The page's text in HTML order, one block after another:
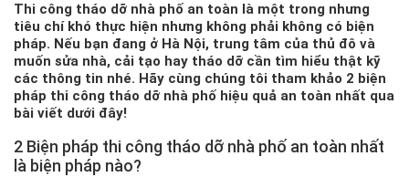
Thi công tháo dỡ nhà phố an toàn là một trong nhưng
tiêu chí khó thực hiện nhưng không phải không có biện
pháp. Nếu bạn đang ở Hà Nội, trung tâm của thủ đô và
muốn sửa nhà, cải tạo hay tháo dỡ cần tìm hiểu thật kỹ
các thông tin nhé. Hãy cùng chúng tôi tham khảo 2 biện
pháp thi công tháo dỡ nhà phố hiệu quả an toàn nhất qua
bài viết dưới đây!
2 Biện pháp thi công tháo dỡ nhà phố an toàn nhất
là biện pháp nào?